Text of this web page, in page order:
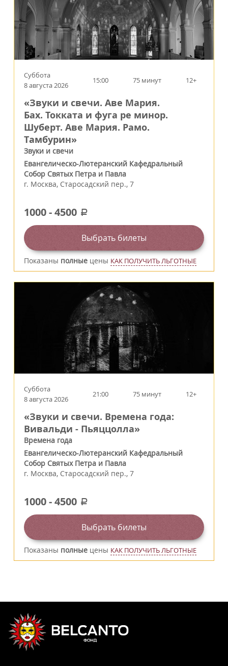
Суббота
8 августа 2026
15:00 75 минут 12+
«Звуки и свечи. Аве Мария.
Бах. Токката и фуга ре минор.
Шуберт. Аве Мария. Рамо.
Тамбурин»
Звуки и свечи
Евангелическо-Лютеранский Кафедральный
Собор Святых Петра и Павла
г. Москва, Старосадский пер., 7
1000-4500 a
Выбрать билеты
Показаны полные цены КАК ПОЛУЧИТЬ ЛЬГОТНЫЕ
Суббота
8 августа 2026
21:00 75 минут 12+
«Звуки и свечи. Времена года:
Вивальди - Пьяццолла»
Времена года
Евангелическо-Лютеранский Кафедральный
Собор Святых Петра и Павла
г. Москва, Старосадский пер., 7
1000-4500 a
Выбрать билеты
Показаны полные цены КАК ПОЛУЧИТЬ ЛЬГОТНЫЕ